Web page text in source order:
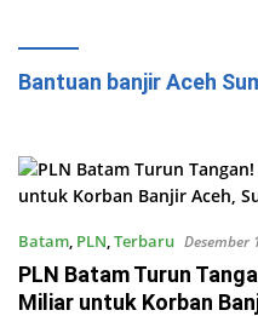
Bantuan banjir Aceh
Batam, PLN,Terbaru Desember
PLN Batam Turun
Miliar untuk Korban